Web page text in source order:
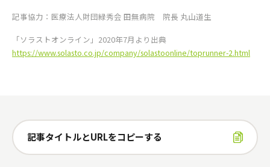
記事協力：医療法人財団緑秀会 田無病院 院長 丸山道生
「ソラストオンライン」2020年7月より出典
https://www.solasto.co.jp/company/solastoonline/toprunner-2.html
記事タイトルとURLをコピーする